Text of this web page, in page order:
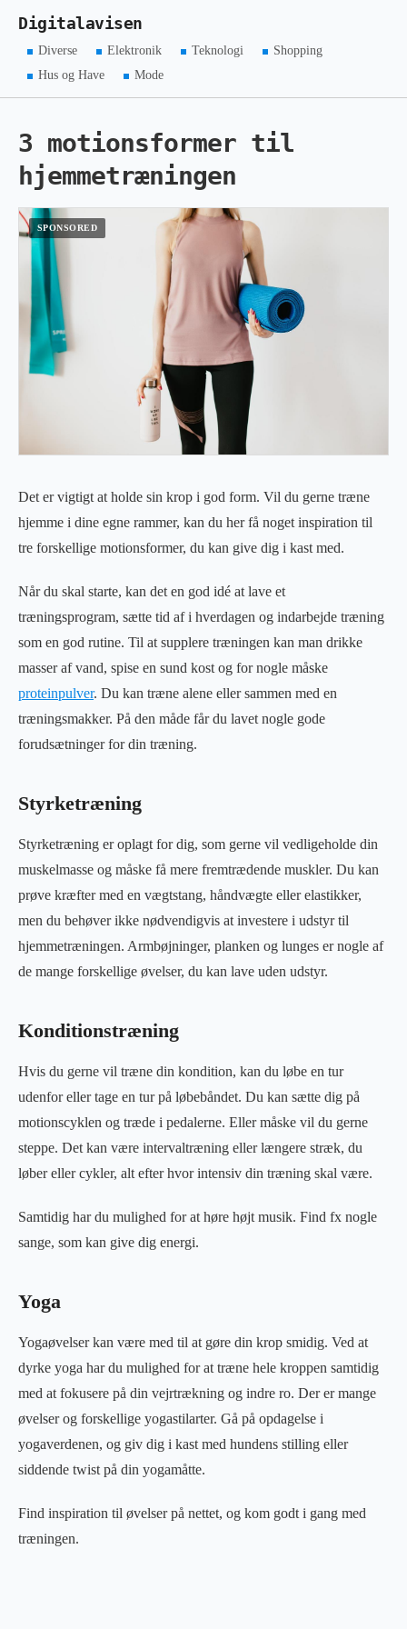
Digitalavisen
Diverse Elektronik Teknologi
Shopping
Hus og Have
Mode
3 motionsformer til
hjemmetræningen
Det er vigtigt at holde sin krop i god form. Vil du gerne træne
hjemme i dine egne rammer, kan du her få noget inspiration til
tre forskellige motionsformer, du kan give dig i kast med.
Når du skal starte, kan det en god idé at lave et
træningsprogram, sætte tid af i hverdagen og indarbejde træning
som en god rutine. Til at supplere træningen kan man drikke
masser af vand, spise en sund kost og for nogle måske
proteinpulver. Du kan træne alene eller sammen med en
træningsmakker. På den måde får du lavet nogle gode
forudsætninger for din træning.
Styrketræning
Styrketræning er oplagt for dig, som gerne vil vedligeholde din
muskelmasse og måske få mere fremtrædende muskler. Du kan
prøve kræfter med en vægtstang, håndvægte eller elastikker,
men du behøver ikke nødvendigvis at investere i udstyr til
hjemmetræningen. Armbøjninger, planken og lunges er nogle af
de mange forskellige øvelser, du kan lave uden udstyr.
Konditionstræning
Hvis du gerne vil træne din kondition, kan du løbe en tur
udenfor eller tage en tur på løbebåndet. Du kan sætte dig på
motionscyklen og træde i pedalerne. Eller måske vil du gerne
steppe. Det kan være intervaltræning eller længere stræk, du
løber eller cykler, alt efter hvor intensiv din træning skal være.
Samtidig har du mulighed for at høre højt musik. Find fx nogle
sange, som kan give dig energi.
Yoga
Yogaøvelser kan være med til at gøre din krop smidig. Ved at
dyrke yoga har du mulighed for at træne hele kroppen samtidig
med at fokusere på din vejrtrækning og indre ro. Der er mange
øvelser og forskellige yogastilarter. Gå på opdagelse i
yogaverdenen, og giv dig i kast med hundens stilling eller
siddende twist på din yogamåtte.
Find inspiration til øvelser på nettet, og kom godt i gang med
træningen.